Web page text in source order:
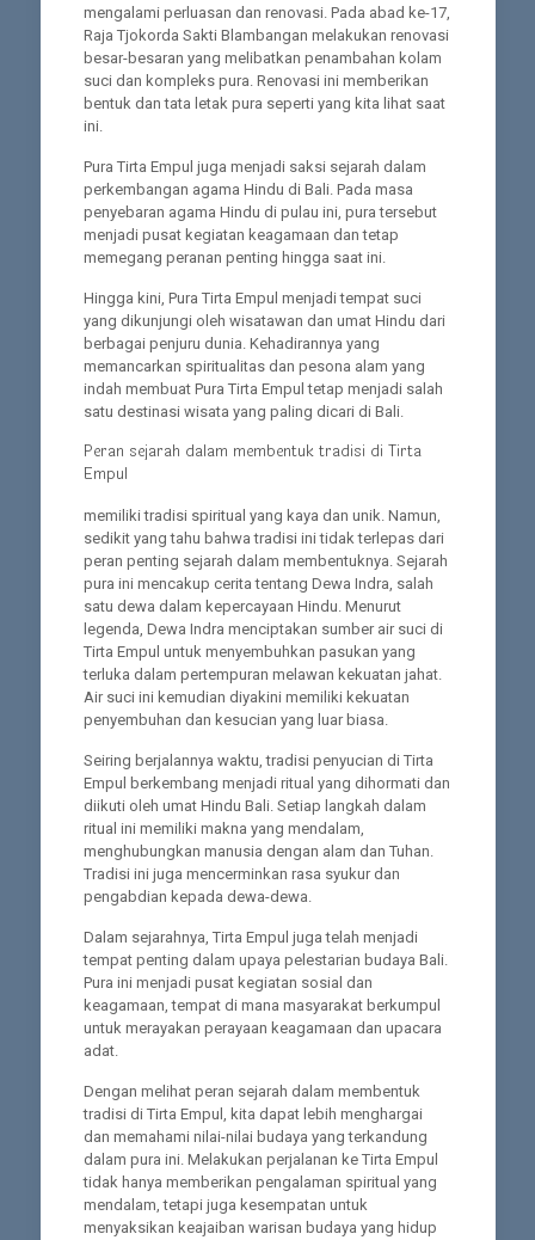
mengalami perluasan dan renovasi. Pada abad ke-17,
Raja Tjokorda Sakti Blambangan melakukan renovasi
besar-besaran yang melibatkan penambahan kolam
suci dan kompleks pura. Renovasi ini memberikan
bentuk dan tata letak pura seperti yang kita lihat saat
ini.
Pura Tirta Empul juga menjadi saksi sejarah dalam
perkembangan agama Hindu di Bali. Pada masa
penyebaran agama Hindu di pulau ini, pura tersebut
menjadi pusat kegiatan keagamaan dan tetap
memegang peranan penting hingga saat ini.
Hingga kini, Pura Tirta Empul menjadi tempat suci
yang dikunjungi oleh wisatawan dan umat Hindu dari
berbagai penjuru dunia. Kehadirannya yang
memancarkan spiritualitas dan pesona alam yang
indah membuat Pura Tirta Empul tetap menjadi salah
satu destinasi wisata yang paling dicari di Bali.
Peran sejarah dalam membentuk tradisi di Tirta
Empul
memiliki tradisi spiritual yang kaya dan unik. Namun,
sedikit yang tahu bahwa tradisi ini tidak terlepas dari
peran penting sejarah dalam membentuknya. Sejarah
pura ini mencakup cerita tentang Dewa Indra, salah
satu dewa dalam kepercayaan Hindu. Menurut
legenda, Dewa Indra menciptakan sumber air suci di
Tirta Empul untuk menyembuhkan pasukan yang
terluka dalam pertempuran melawan kekuatan jahat.
Air suci ini kemudian diyakini memiliki kekuatan
penyembuhan dan kesucian yang luar biasa.
Seiring berjalannya waktu, tradisi penyucian di Tirta
Empul berkembang menjadi ritual yang dihormati dan
diikuti oleh umat Hindu Bali. Setiap langkah dalam
ritual ini memiliki makna yang mendalam,
menghubungkan manusia dengan alam dan Tuhan.
Tradisi ini juga mencerminkan rasa syukur dan
pengabdian kepada dewa-dewa.
Dalam sejarahnya, Tirta Empul juga telah menjadi
tempat penting dalam upaya pelestarian budaya Bali.
Pura ini menjadi pusat kegiatan sosial dan
keagamaan, tempat di mana masyarakat berkumpul
untuk merayakan perayaan keagamaan dan upacara
adat.
Dengan melihat peran sejarah dalam membentuk
tradisi di Tirta Empul, kita dapat lebih menghargai
dan memahami nilai-nilai budaya yang terkandung
dalam pura ini. Melakukan perjalanan ke Tirta Empul
tidak hanya memberikan pengalaman spiritual yang
mendalam, tetapi juga kesempatan untuk
menyaksikan keajaiban warisan budaya yang hidup